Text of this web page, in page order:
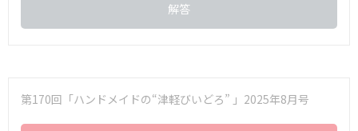
解答
第170回「ハンドメイドの“津軽びいどろ” 」2025年8月号